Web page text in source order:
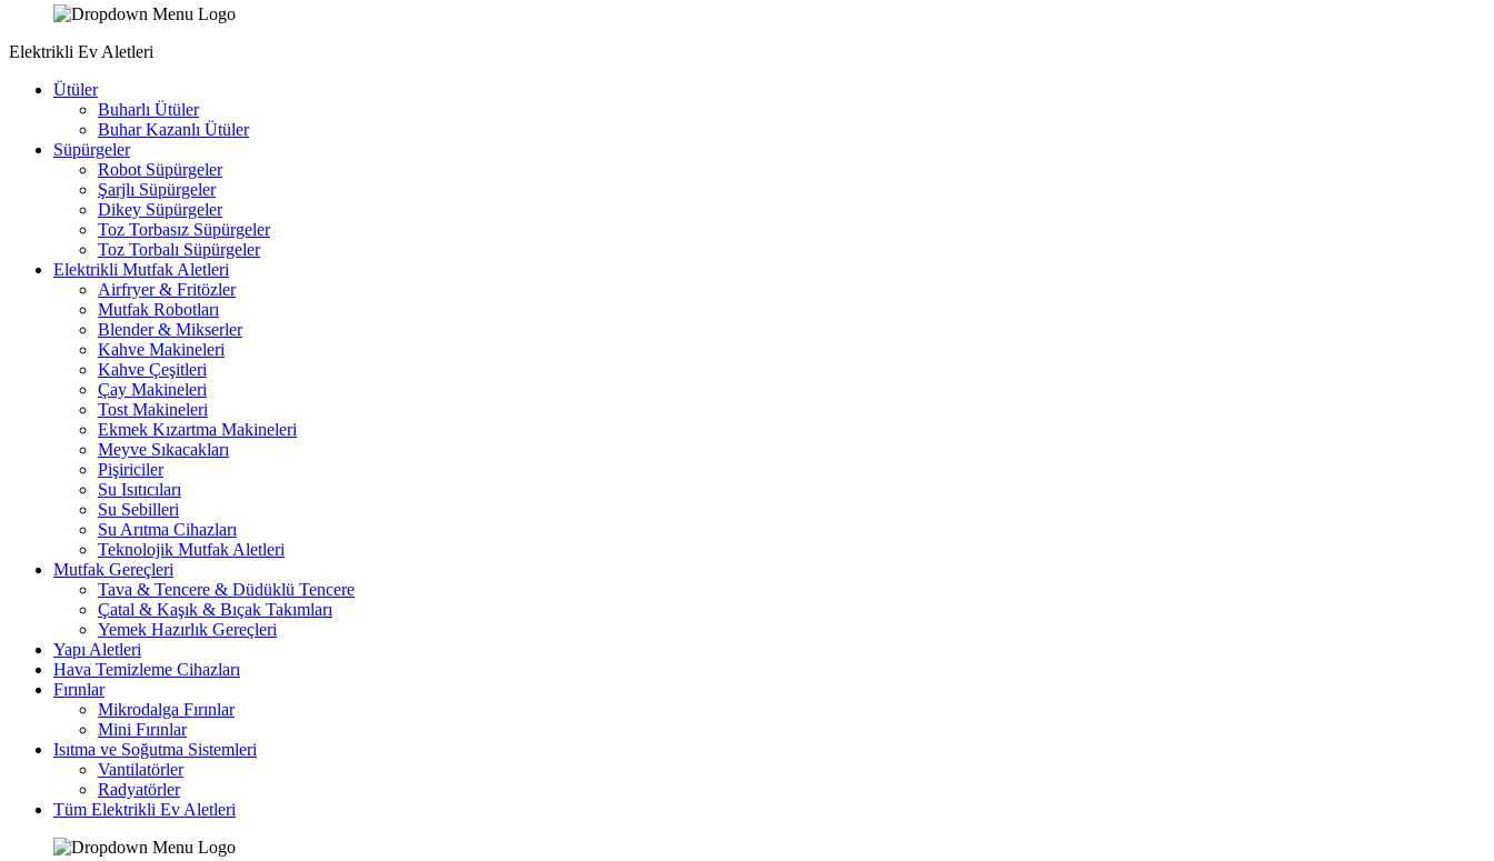
Elektrikli Ev Aletleri
Ütüler
Buharlı Ütüler
Buhar Kazanlı Ütüler
Süpürgeler
Robot Süpürgeler
Şarjlı Süpürgeler
Dikey Süpürgeler
Toz Torbasız Süpürgeler
Toz Torbalı Süpürgeler
Elektrikli Mutfak Aletleri
Airfryer & Fritözler
Mutfak Robotları
Blender & Mikserler
Kahve Makineleri
Kahve Çeşitleri
Çay Makineleri
Tost Makineleri
Ekmek Kızartma Makineleri
Meyve Sıkacakları
Pişiriciler
Su Isıtıcıları
Su Sebilleri
Su Arıtma Cihazları
Teknolojik Mutfak Aletleri
Mutfak Gereçleri
Tava & Tencere & Düdüklü Tencere
Çatal & Kaşık & Bıçak Takımları
Yemek Hazırlık Gereçleri
Yapı Aletleri
Hava Temizleme Cihazları
Fırınlar
Mikrodalga Fırınlar
Mini Fırınlar
Isıtma ve Soğutma Sistemleri
Vantilatörler
Radyatörler
Tüm Elektrikli Ev Aletleri